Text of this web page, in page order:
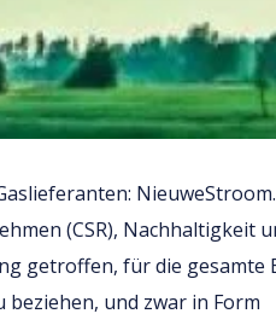
(CSR), Nachhaltigkeit
getroffen, für die gesamte
und zwar in Form